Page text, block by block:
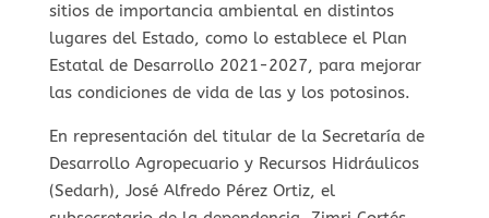
sitios de importancia ambiental en distintos
lugares del Estado, como lo establece el Plan
Estatal de Desarrollo 2021-2027, para mejorar
las condiciones de vida de las y los potosinos.
En representación del titular de la Secretaría de
Desarrollo Agropecuario y Recursos Hidráulicos
(Sedarh), José Alfredo Pérez Ortiz, el